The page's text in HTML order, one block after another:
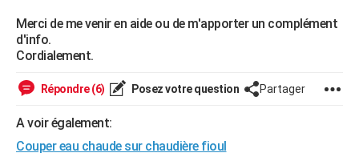
BONS PLANS
CARTE DE VOEUX
Carte de Noël
Carte Bonne année
Carte Saint-Valentin
Carte Pâques
Carte d'anniversaire
DICTIONNAIRE
PROGRAMME TV
COPAINS D'AVANT
Merci de me venir en aide ou de m'apporter un complément
d'info.
Cordialement.
Répondre (6) Posez votre question Partager
A voir également:
Couper eau chaude sur chaudière fioul